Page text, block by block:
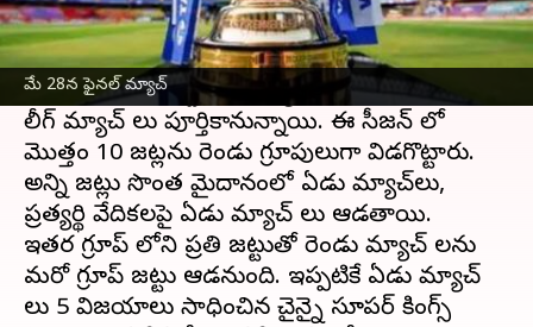
మే 28న ఫైనల్ మ్యాచ్
ఐపీఎల్2023 తొలి దశ మ్యాచ్ లు ముగిశాయి. ఈ
సీజన్ లో మొత్తం జట్లు ఇప్పటికే ఏడు మ్యాచ్ లు
ఆడాయి. ఒక్కో జట్టు 14 మ్యాచ్ లు ఆడిన అనంతరం
లీగ్ మ్యాచ్ లు పూర్తికానున్నాయి. ఈ సీజన్ లో
మొత్తం 10 జట్లను రెండు గ్రూపులుగా విడగొట్టారు.
అన్ని జట్లు సొంత మైదానంలో ఏడు మ్యాచ్‌లు,
ప్రత్యర్థి వేదికలపై ఏడు మ్యాచ్ లు ఆడతాయి.
ఇతర గ్రూప్ లోని ప్రతి జట్టుతో రెండు మ్యాచ్ లను
మరో గ్రూప్ జట్టు ఆడనుంది. ఇప్పటికే ఏడు మ్యాచ్
లు 5 విజయాలు సాధించిన చైన్నై సూపర్ కింగ్స్